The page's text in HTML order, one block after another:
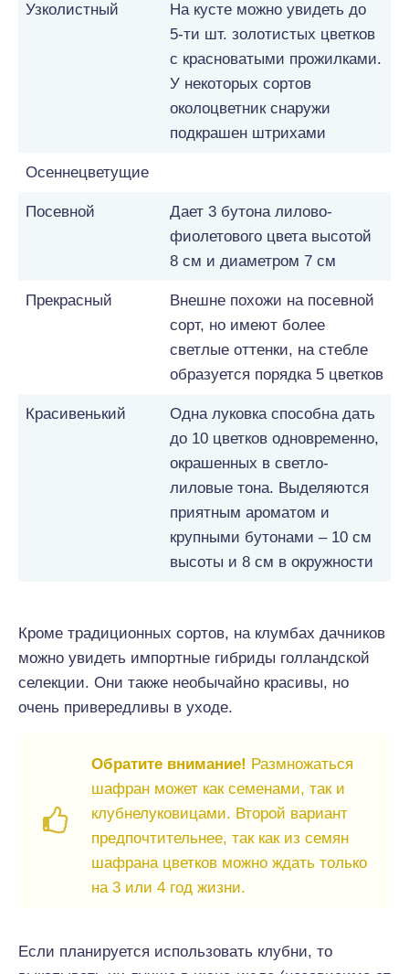
Узколистный
На кусте можно увидеть до
5-ти шт. золотистых цветков
с красноватыми прожилками.
У некоторых сортов
околоцветник снаружи
подкрашен штрихами
Осеннецветущие
Посевной
Дает 3 бутона лилово-
фиолетового цвета высотой
8 см и диаметром 7 см
Прекрасный
Внешне похожи на посевной
сорт, но имеют более
светлые оттенки, на стебле
образуется порядка 5 цветков
Красивенький
Одна луковка способна дать
до 10 цветков одновременно,
окрашенных в светло-
лиловые тона. Выделяются
приятным ароматом и
крупными бутонами – 10 см
высоты и 8 см в окружности
Кроме традиционных сортов, на клумбах дачников
можно увидеть импортные гибриды голландской
селекции. Они также необычайно красивы, но
очень привередливы в уходе.
Обратите внимание! Размножаться
шафран может как семенами, так и
клубнелуковицами. Второй вариант
предпочтительнее, так как из семян
шафрана цветков можно ждать только
на 3 или 4 год жизни.
Если планируется использовать клубни, то